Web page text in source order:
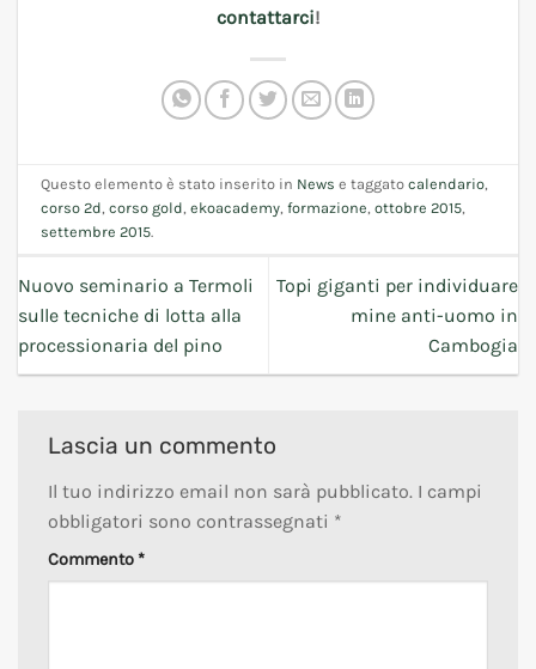
contattarci!
Questo elemento è stato inserito in News e taggatocalendario,
corso 2d,corso gold,ekoacademy,formazione,ottobre 2015,
settembre 2015.
Nuovo seminario a Termoli
sulle tecniche di lotta alla
processionaria del pino
Topi giganti per individuare
mine anti-uomo in
Cambogia
Lascia un commento
Il tuo indirizzo email non sarà pubblicato. I campi
obbligatori sono contrassegnati *
Commento *